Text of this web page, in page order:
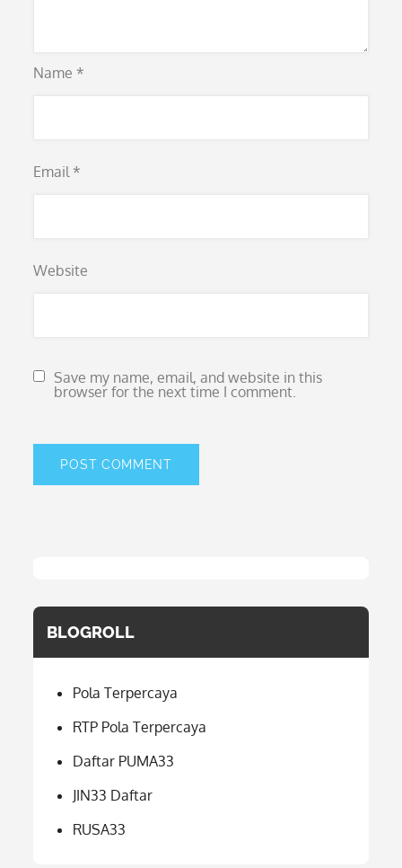
Name *
Email *
Website
Save my name, email, and website in this
browser for the next time I comment.
BLOGROLL
Pola Terpercaya
RTP Pola Terpercaya
Daftar PUMA33
JIN33 Daftar
RUSA33